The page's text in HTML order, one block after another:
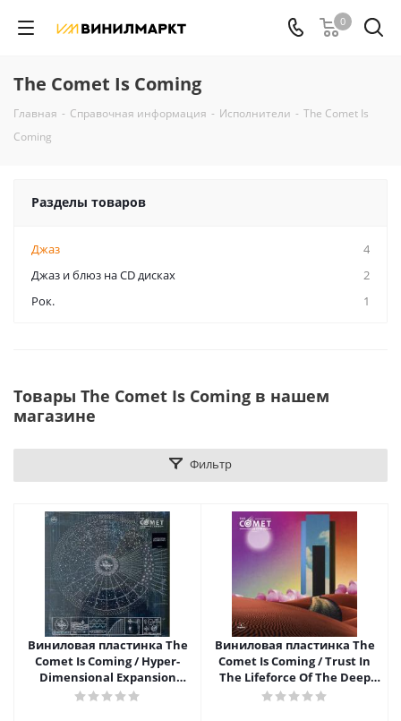
0
The Comet Is Coming
Главная - Справочная информация - Исполнители - The Comet Is
Coming
Разделы товаров
Джаз
4
Джаз и блюз на CD дисках
2
Рок.
1
Товары The Comet Is Coming в нашем
магазине
Фильтр
Виниловая пластинка The
Comet Is Coming / Hyper-
Dimensional Expansion
Beam (Orange Limited) (1LP)
Виниловая пластинка The
Comet Is Coming / Trust In
The Lifeforce Of The Deep
Mystery (LP)